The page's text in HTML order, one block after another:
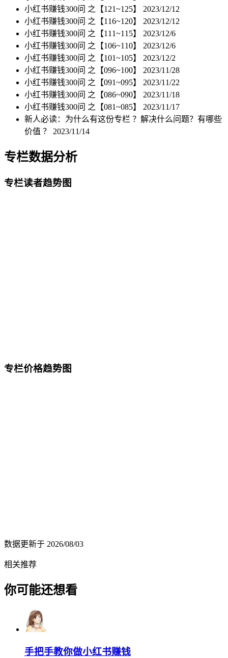
小红书赚钱300问 之【121~125】 2023/12/12
小红书赚钱300问 之【116~120】 2023/12/12
小红书赚钱300问 之【111~115】 2023/12/6
小红书赚钱300问 之【106~110】 2023/12/6
小红书赚钱300问 之【101~105】 2023/12/2
小红书赚钱300问 之【096~100】 2023/11/28
小红书赚钱300问 之【091~095】 2023/11/22
小红书赚钱300问 之【086~090】 2023/11/18
小红书赚钱300问 之【081~085】 2023/11/17
新人必读：为什么有这份专栏 ？解决什么问题？有哪些
价值 ？ 2023/11/14
专栏数据分析
专栏读者趋势图
专栏价格趋势图
数据更新于 2026/08/03
相关推荐
你可能还想看
手把手教你做小红书赚钱